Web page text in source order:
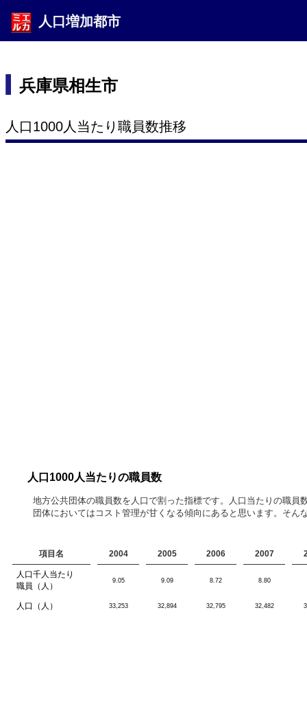
人口増加都市
兵庫県相生市
人口1000人当たり職員数推移
人口1000人当たりの職員数
地方公共団体の職員数を人口で割った指標です。人口当たりの職
団体においてはコスト管理が甘くなる傾向にあると思います。そ
項目名 2004 2005 2006 2007
人口千人当たり
職員（人）
9.05 9.09 8.72 8.80
人口（人） 33,253 32,894 32,795 32,482